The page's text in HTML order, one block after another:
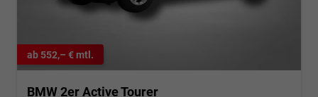
ab 552,– € mtl.
BMW 2er Active Tourer